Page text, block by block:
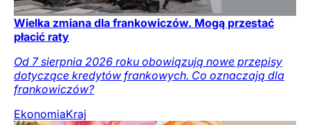
Wielka zmiana dla frankowiczów. Mogą przestać
płacić raty
Od 7 sierpnia 2026 roku obowiązują nowe przepisy
dotyczące kredytów frankowych. Co oznaczają dla
frankowiczów?
EkonomiaKraj